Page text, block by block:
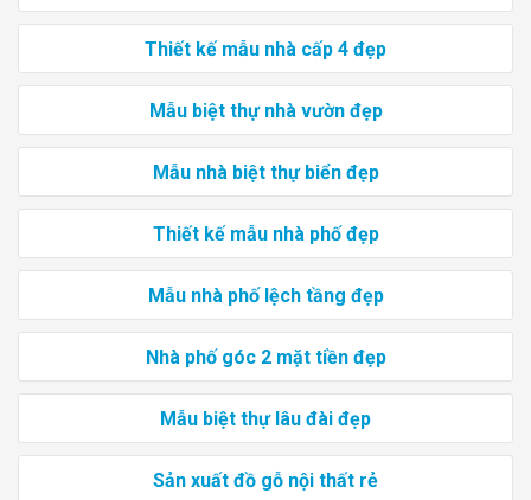
Thiết kế mẫu nhà cấp 4 đẹp
Mẫu biệt thự nhà vườn đẹp
Mẫu nhà biệt thự biển đẹp
Thiết kế mẫu nhà phố đẹp
Mẫu nhà phố lệch tầng đẹp
Nhà phố góc 2 mặt tiền đẹp
Mẫu biệt thự lâu đài đẹp
Sản xuất đồ gỗ nội thất rẻ